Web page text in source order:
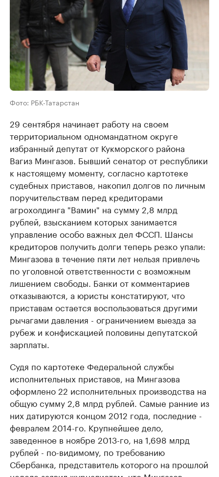
Фото: РБК-Татарстан
29 сентября начинает работу на своем
территориальном одномандатном округе
избранный депутат от Кукморского района
Вагиз Мингазов. Бывший сенатор от республики
к настоящему моменту, согласно картотеке
судебных приставов, накопил долгов по личным
поручительствам перед кредиторами
агрохолдинга "Вамин" на сумму 2,8 млрд
рублей, взысканием которых занимается
управление особо важных дел ФССП. Шансы
кредиторов получить долги теперь резко упали:
Мингазова в течение пяти лет нельзя привлечь
по уголовной ответственности с возможным
лишением свободы. Банки от комментариев
отказываются, а юристы констатируют, что
приставам остается воспользоваться другими
рычагами давления - ограничением выезда за
рубеж и конфискацией половины депутатской
зарплаты.
Судя по картотеке Федеральной службы
исполнительных приставов, на Мингазова
оформлено 22 исполнительных производства на
общую сумму 2,8 млрд рублей. Самые ранние из
них датируются концом 2012 года, последние -
февралем 2014-го. Крупнейшее дело,
заведенное в ноябре 2013-го, на 1,698 млрд
рублей - по-видимому, по требованию
Сбербанка, представитель которого на прошлой